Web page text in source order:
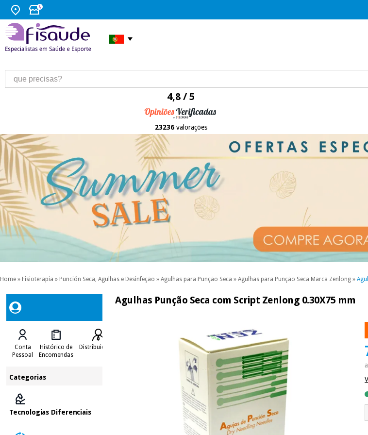
4,8 / 5
23236valorações
Home » Fisioterapia » Punción Seca, Agulhas e Desinfeção » Agulhas para Punção Seca » Agulhas para Punção Seca Marca Zenlong »
Conta
Pessoal
Histórico de
Encomendas
Distribuidores
Categorias
Tecnologias Diferenciais
Agulhas Punção Seca com Script Zenlong 0.30X75 mm